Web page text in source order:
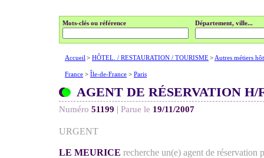
Mots-clés ou référence Département, ville...
Accueil > HÔTEL. / RESTAURATION / TOURISME> Autres métiers
France > Île-de-France > Paris
AGENT DE RÉSERVATION H/
Numéro 51199 | Parue le 19/11/2007
URGENT
LE MEURICE recherche un(e) agent de réservation